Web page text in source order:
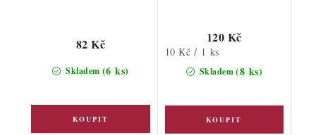
Skladem (6 ks)
82 Kč
Skladem(8 ks)
120 Kč
Měrná
10 Kč / 1 ks